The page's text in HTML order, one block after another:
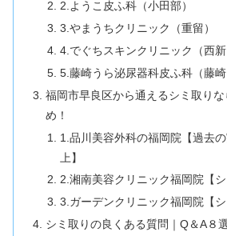
2.ようこ皮ふ科（小田部）
3.やまうちクリニック（重留）
4.でぐちスキンクリニック（西新
5.藤崎うら泌尿器科皮ふ科（藤崎
福岡市早良区から通えるシミ取り
め！
1.品川美容外科の福岡院【過去
上】
2.湘南美容クリニック福岡院【シ
3.ガーデンクリニック福岡院【シ
シミ取りの良くある質問｜Q＆A８